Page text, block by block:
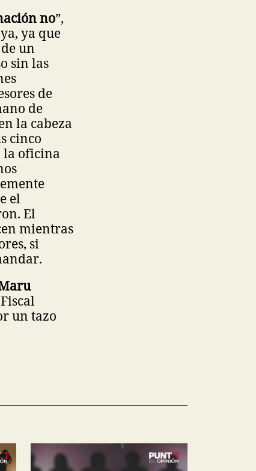
no”,
ya que
un
sin las
de
de
la cabeza
cinco
la oficina
el
El
mientras
si
un tazo